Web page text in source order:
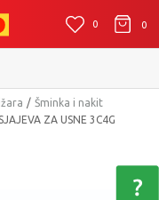
0 0
od 2 do 4 radna dana!
Šminka i nakit
ZA USNE 3C4G